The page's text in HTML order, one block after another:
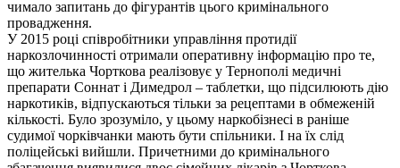
чимало запитань до фігурантів цього кримінального
провадження.
У 2015 році співробітники управління протидії
наркозлочинності отримали оперативну інформацію про те,
що жителька Чорткова реалізовує у Тернополі медичні
препарати Соннат і Димедрол – таблетки, що підсилюють дію
наркотиків, відпускаються тільки за рецептами в обмеженій
кількості. Було зрозуміло, у цьому наркобізнесі в раніше
судимої чорківчанки мають бути спільники. І на їх слід
поліцейські вийшли. Причетними до кримінального